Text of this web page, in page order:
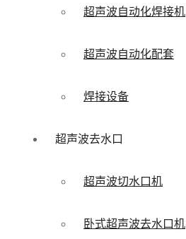
超声波自动化焊接机
超声波自动化配套
焊接设备
超声波去水口
超声波切水口机
卧式超声波去水口机